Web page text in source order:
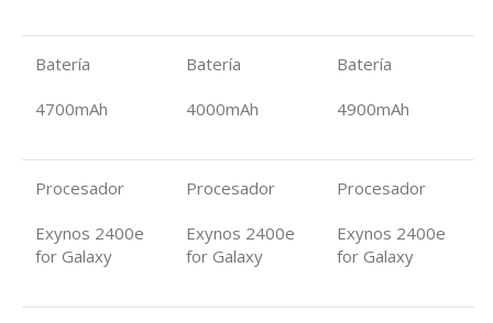
Batería
4700mAh
Batería
4000mAh
Batería
4900mAh
Procesador
Exynos 2400e
for Galaxy
Procesador
Exynos 2400e
for Galaxy
Procesador
Exynos 2400e
for Galaxy